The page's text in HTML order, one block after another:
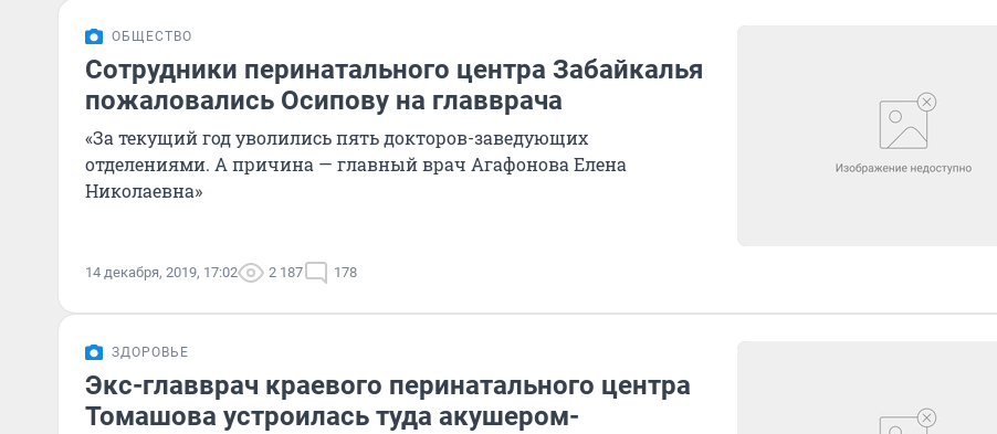
ОБЩЕСТВО
Сотрудники перинатального центра Забайкалья
пожаловались Осипову на главврача
«За текущий год уволились пять докторов-заведующих
отделениями. А причина — главный врач Агафонова Елена
Николаевна»
14 декабря, 2019, 17:02 2 187 178
ЗДОРОВЬЕ
Экс-главврач краевого перинатального центра
Томашова устроилась туда акушером-